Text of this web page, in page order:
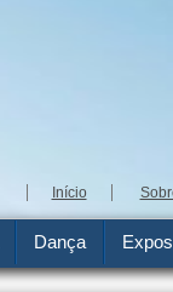
Início
Dança